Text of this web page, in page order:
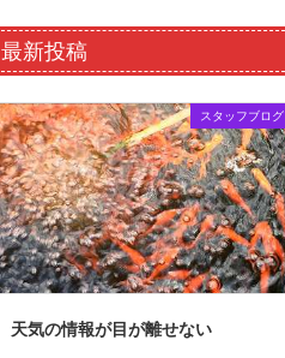
最新投稿
スタッフブログ
天気の情報が目が離せない